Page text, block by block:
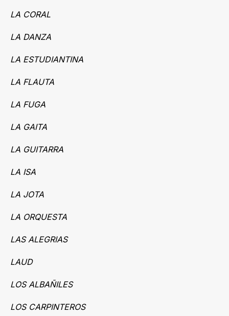
LA CORAL
LA DANZA
LA ESTUDIANTINA
LA FLAUTA
LA FUGA
LA GAITA
LA GUITARRA
LA ISA
LA JOTA
LA ORQUESTA
LAS ALEGRIAS
LAUD
LOS ALBAÑILES
LOS CARPINTEROS